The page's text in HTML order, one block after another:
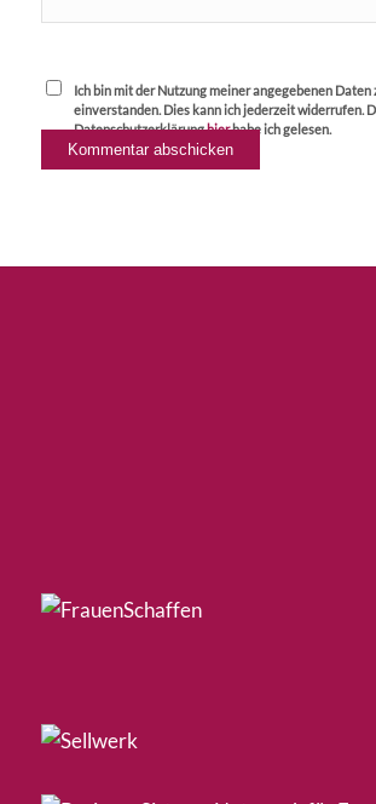
Ich bin mit der Nutzung meiner angegebenen
einverstanden. Dies kann ich jederzeit widerrufen.
Datenschutzerklärunghierhabe ich gelesen.